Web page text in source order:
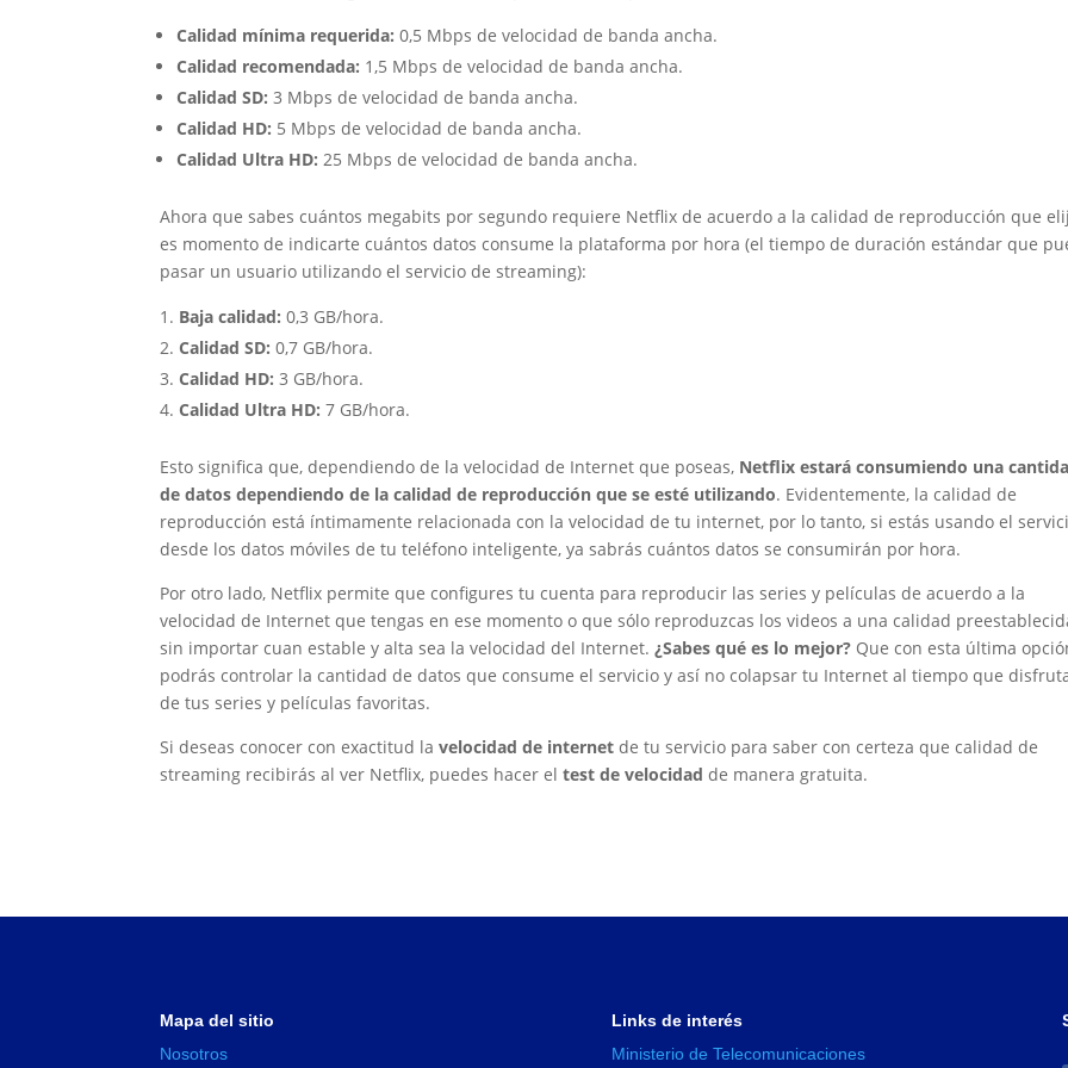
Calidad mínima requerida: 0,5 Mbps de velocidad de banda ancha.
Calidad recomendada: 1,5 Mbps de velocidad de banda ancha.
Calidad SD: 3 Mbps de velocidad de banda ancha.
Calidad HD: 5 Mbps de velocidad de banda ancha.
Calidad Ultra HD: 25 Mbps de velocidad de banda ancha.
Ahora que sabes cuántos megabits por segundo requiere Netflix de acuerdo a la calidad de reproducción que
es momento de indicarte cuántos datos consume la plataforma por hora (el tiempo de duración estándar que
pasar un usuario utilizando el servicio de streaming):
Baja calidad: 0,3 GB/hora.
Calidad SD: 0,7 GB/hora.
Calidad HD: 3 GB/hora.
Calidad Ultra HD: 7 GB/hora.
Esto significa que, dependiendo de la velocidad de Internet que poseas, Netflix estará consumiendo una
de datos dependiendo de la calidad de reproducción que se esté utilizando. Evidentemente, la calidad de
reproducción está íntimamente relacionada con la velocidad de tu internet, por lo tanto, si estás usando el
desde los datos móviles de tu teléfono inteligente, ya sabrás cuántos datos se consumirán por hora.
Por otro lado, Netflix permite que configures tu cuenta para reproducir las series y películas de acuerdo a la
velocidad de Internet que tengas en ese momento o que sólo reproduzcas los videos a una calidad
sin importar cuan estable y alta sea la velocidad del Internet.¿Sabes qué es lo mejor? Que con esta última
podrás controlar la cantidad de datos que consume el servicio y así no colapsar tu Internet al tiempo que
de tus series y películas favoritas.
Si deseas conocer con exactitud lavelocidad de internetde tu servicio para saber con certeza que calidad de
streaming recibirás al ver Netflix, puedes hacer eltest de velocidad de manera gratuita.
Mapa del sitio
Nosotros
Links de interés
Ministerio de Telecomunicaciones